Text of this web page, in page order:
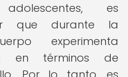
es
que durante la
experimenta
en términos de